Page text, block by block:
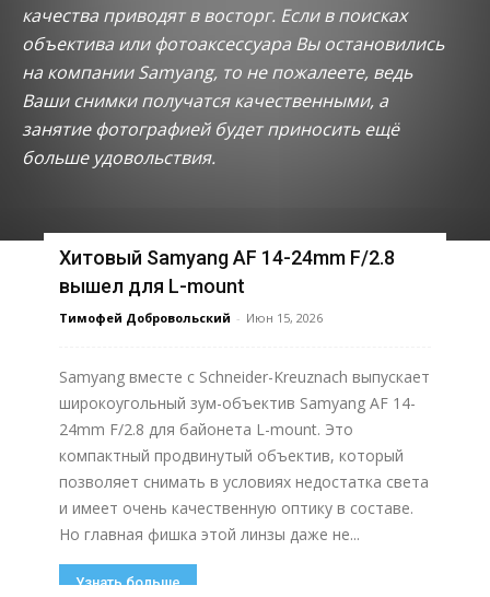
качества приводят в восторг. Если в поисках
объектива или фотоаксессуара Вы остановились
на компании Samyang, то не пожалеете, ведь
Ваши снимки получатся качественными, а
занятие фотографией будет приносить ещё
больше удовольствия.
Хитовый Samyang AF 14-24mm F/2.8
вышел для L-mount
Тимофей Добровольский - Июн 15, 2026
Samyang вместе с Schneider-Kreuznach выпускает
широкоугольный зум-объектив Samyang AF 14-
24mm F/2.8 для байонета L-mount. Это
компактный продвинутый объектив, который
позволяет снимать в условиях недостатка света
и имеет очень качественную оптику в составе.
Но главная фишка этой линзы даже не...
Узнать больше